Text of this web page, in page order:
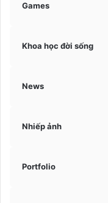
Games
Khoa học đời sống
News
Nhiếp ảnh
Portfolio